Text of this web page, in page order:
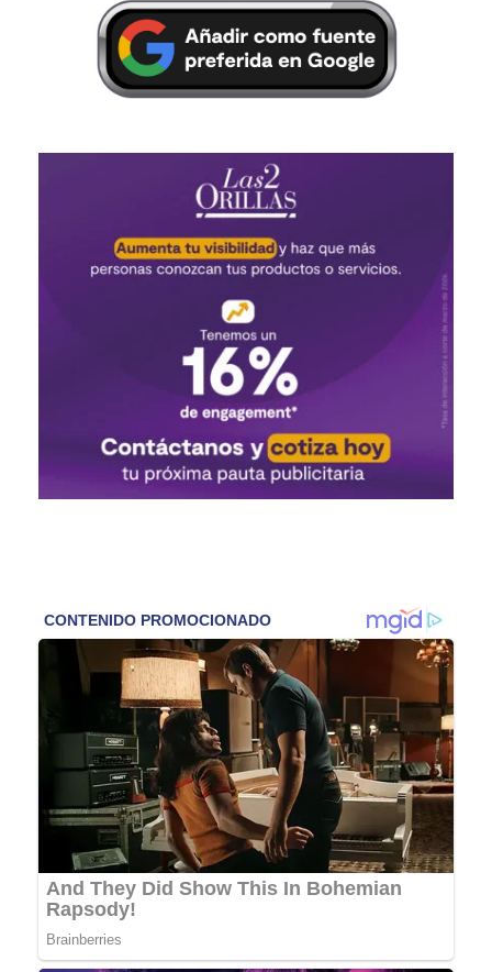
MAYO 19, 2021 LAS DOS ORILLAS
El galán, quien lleva cinco años sin trabajar para RCN
y Caracol, revive gracias a la plataforma en un papel